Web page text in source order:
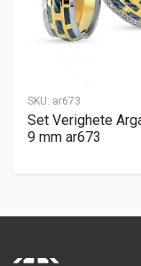
SKU: ar673
Set Verighete
9 mm ar673